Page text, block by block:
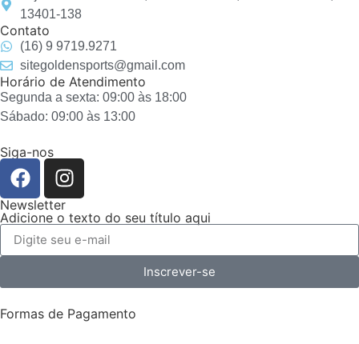
13401-138
Contato
(16) 9 9719.9271
sitegoldensports@gmail.com
Horário de Atendimento
Segunda a sexta: 09:00 às 18:00
Sábado: 09:00 às 13:00
Siga-nos
Newsletter
Adicione o texto do seu título aqui
Inscrever-se
Formas de Pagamento